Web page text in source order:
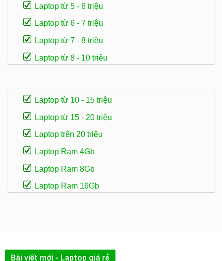
Laptop từ 5 - 6 triệu
Laptop từ 6 - 7 triệu
Laptop từ 7 - 8 triệu
Laptop từ 8 - 10 triệu
Laptop từ 10 - 15 triệu
Laptop từ 15 - 20 triệu
Laptop trên 20 triệu
Laptop Ram 4Gb
Laptop Ram 8Gb
Laptop Ram 16Gb
Bài viết mới - Laptop giá rẻ